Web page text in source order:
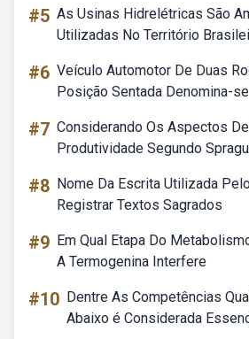
#5 As Usinas Hidrelétricas São
Utilizadas No Território
#6 Veículo Automotor De Duas
Posição Sentada Denomina-se
#7 Considerando Os Aspectos
Produtividade Segundo
#8 Nome Da Escrita Utilizada
Registrar Textos Sagrados
#9 Em Qual Etapa Do
A Termogenina Interfere
#10 Dentre As Competências
Abaixo é Considerada